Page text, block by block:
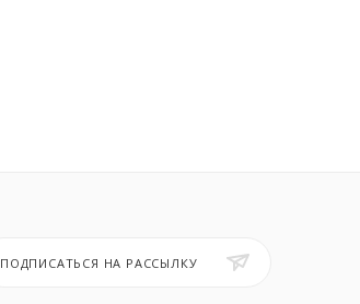
ПОДПИСАТЬСЯ НА РАССЫЛКУ